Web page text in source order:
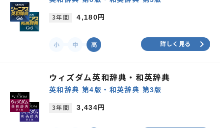
3年間 4,180円
詳しく見る keyboard_arrow_right
ウィズダム英和辞典・和英辞典
英和辞典 第4版・和英辞典 第3版
3年間 3,434円